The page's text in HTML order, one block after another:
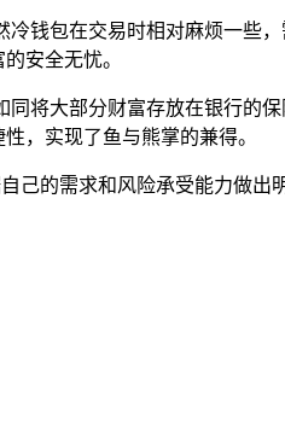
钱包在交易时相对麻烦一些
安全无忧。
将大部分财富存放在银行的
，实现了鱼与熊掌的兼得。
己的需求和风险承受能力做